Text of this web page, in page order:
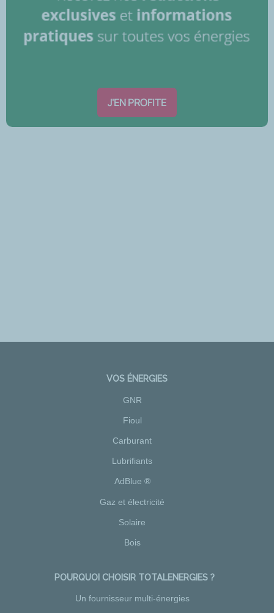
J'EN PROFITE
VOS ÉNERGIES
GNR
Fioul
Carburant
Lubrifiants
AdBlue ®
Gaz et électricité
Solaire
Bois
POURQUOI CHOISIR TOTALENERGIES ?
Un fournisseur multi-énergies